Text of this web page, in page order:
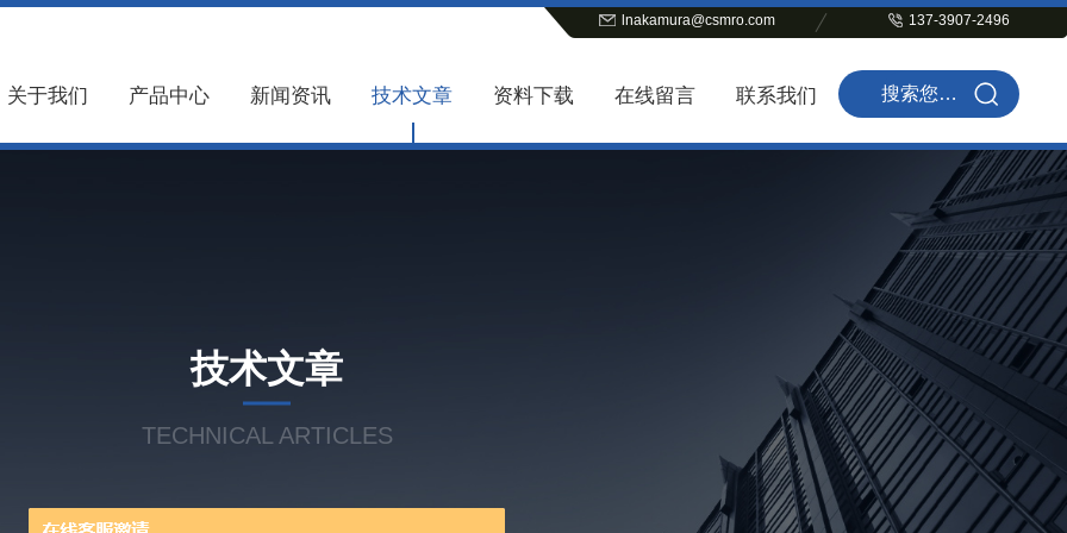
lnakamura@csmro.com 137-3907-2496
关于我们 产品中心 新闻资讯 技术文章 资料下载 在线留言 联系我们
技术文章
TECHNICAL ARTICLES